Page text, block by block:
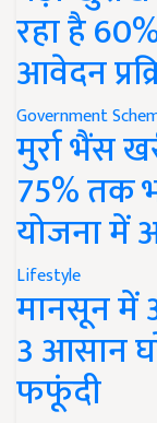
रहा है
आवेदन
Government
मुर्रा भैंस
75% तक
योजना में
Lifestyle
मानसून में
3 आसान
फफूंदी